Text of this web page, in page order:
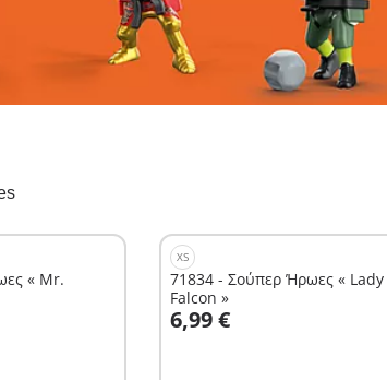
« Mr.
XS
71834 - Σούπερ Ήρωες « Lady
Falcon »
6,99 €Στο καλάθι